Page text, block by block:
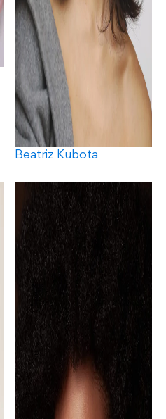
Beatriz Kubota